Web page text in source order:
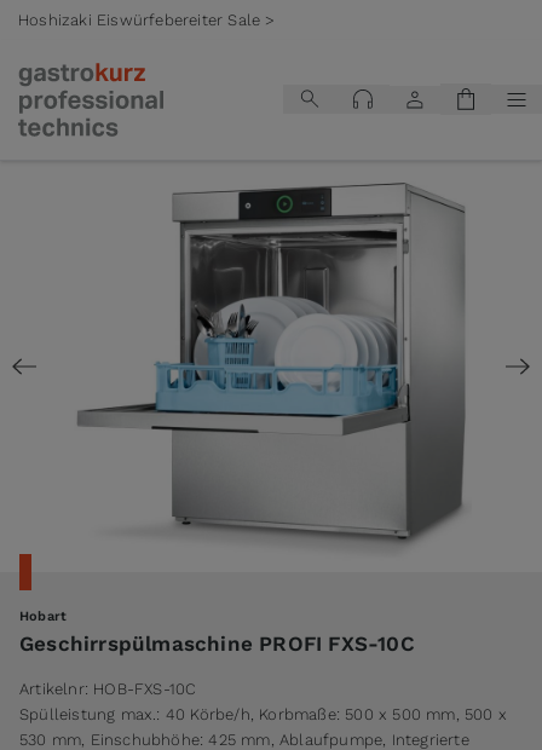
Hoshizaki Eiswürfebereiter Sale >
Hobart
Geschirrspülmaschine PROFI FXS-10C
Artikelnr: HOB-FXS-10C
Spülleistung max.: 40 Körbe/h, Korbmaße: 500 x 500 mm, 500 x
530 mm, Einschubhöhe: 425 mm, Ablaufpumpe, Integrierte